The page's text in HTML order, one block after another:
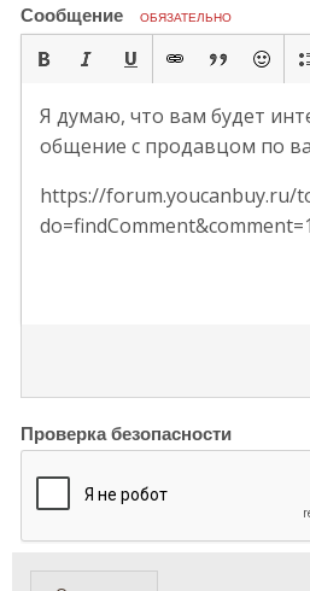
Сообщение ОБЯЗАТЕЛЬНО
Я думаю, что вам будет
общение с продавцом по
https://forum.youcanbuy.ru/
Проверка безопасности